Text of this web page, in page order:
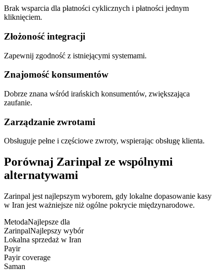
Brak wsparcia dla płatności cyklicznych i płatności jednym
kliknięciem.
Złożoność integracji
Zapewnij zgodność z istniejącymi systemami.
Znajomość konsumentów
Dobrze znana wśród irańskich konsumentów, zwiększająca
zaufanie.
Zarządzanie zwrotami
Obsługuje pełne i częściowe zwroty, wspierając obsługę klienta.
Porównaj Zarinpal ze wspólnymi
alternatywami
Zarinpal jest najlepszym wyborem, gdy lokalne dopasowanie kasy
w Iran jest ważniejsze niż ogólne pokrycie międzynarodowe.
MetodaNajlepsze dla
ZarinpalNajlepszy wybór
Lokalna sprzedaż w Iran
Payir
Payir coverage
Saman